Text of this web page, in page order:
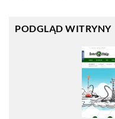
PODGLĄD WITRYNY